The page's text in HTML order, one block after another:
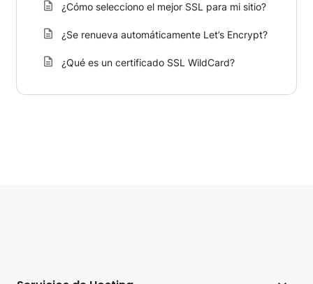
¿Cómo selecciono el mejor SSL para mi sitio?
¿Se renueva automáticamente Let’s Encrypt?
¿Qué es un certificado SSL WildCard?